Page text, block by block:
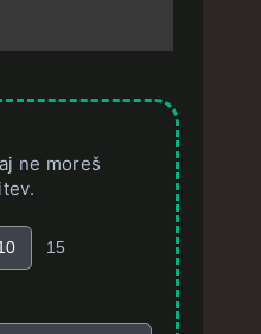
ne moreš
15